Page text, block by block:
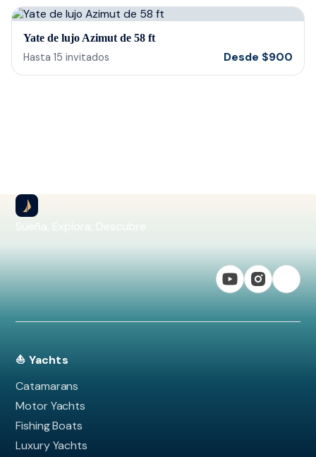
Yate de lujo Azimut de 58 ft
Hasta 15 invitados Desde $900
⛵ Yachts
Catamarans
Motor Yachts
Fishing Boats
Luxury Yachts